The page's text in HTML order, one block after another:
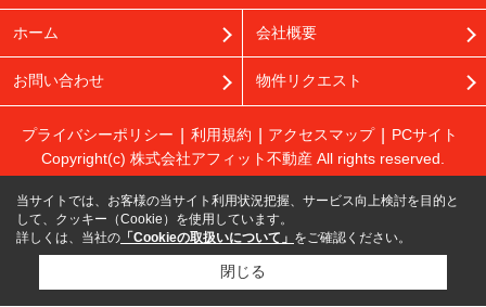
ホーム 会社概要
お問い合わせ 物件リクエスト
プライバシーポリシー 利用規約 アクセスマップ
PCサイト
Copyright(c) 株式会社アフィット不動産 All rights reserved.
当サイトでは、お客様の当サイト利用状況把握、サービス向上検討を目的と
して、クッキー（Cookie）を使用しています。
詳しくは、当社の 「Cookieの取扱いについて」 をご確認ください。
閉じる